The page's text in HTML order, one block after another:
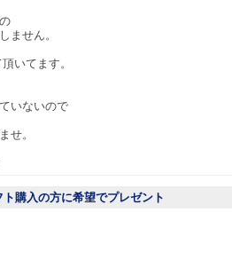
ません。
いてます。
いないので
せ。
購入の方に希望でプレゼント